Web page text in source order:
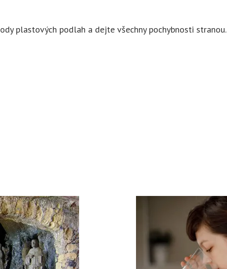
plastových podlah a dejte všechny pochybnosti stranou.